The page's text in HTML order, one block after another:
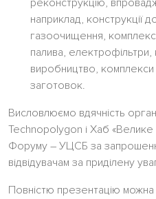
реконструкцію,
наприклад, конструкції
газоочищення,
палива,
виробництво,
заготовок.
Висловлюємо вдячність
Technopolygon і Хаб «Велике
Форуму – УЦСБ за
відвідувачам за приділену
Повністю презентацію